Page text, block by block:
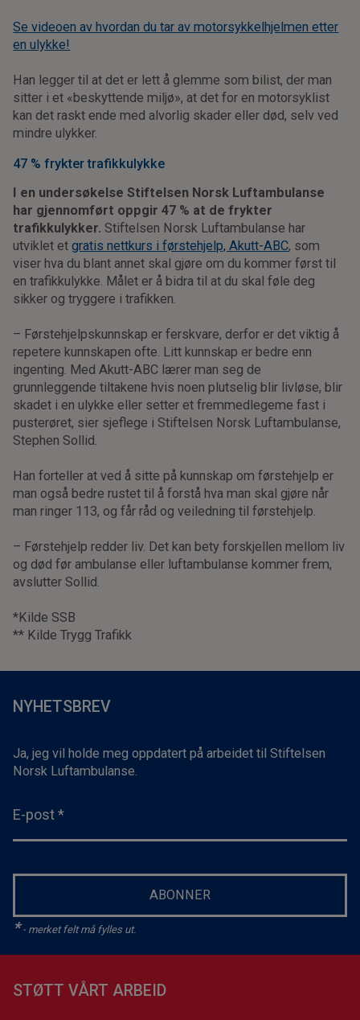
Se videoen av hvordan du tar av motorsykkelhjelmen etter
en ulykke!
Han legger til at det er lett å glemme som bilist, der man
sitter i et «beskyttende miljø», at det for en motorsyklist
kan det raskt ende med alvorlig skader eller død, selv ved
mindre ulykker.
47 % frykter trafikkulykke
I en undersøkelse Stiftelsen Norsk Luftambulanse
har gjennomført oppgir 47 % at de frykter
trafikkulykker.Stiftelsen Norsk Luftambulanse har
utviklet etgratis nettkurs i førstehjelp, Akutt-ABC, som
viser hva du blant annet skal gjøre om du kommer først til
en trafikkulykke. Målet er å bidra til at du skal føle deg
sikker og tryggere i trafikken.
– Førstehjelpskunnskap er ferskvare, derfor er det viktig å
repetere kunnskapen ofte. Litt kunnskap er bedre enn
ingenting. Med Akutt-ABC lærer man seg de
grunnleggende tiltakene hvis noen plutselig blir livløse, blir
skadet i en ulykke eller setter et fremmedlegeme fast i
pusterøret, sier sjeflege i Stiftelsen Norsk Luftambulanse,
Stephen Sollid.
Han forteller at ved å sitte på kunnskap om førstehjelp er
man også bedre rustet til å forstå hva man skal gjøre når
man ringer 113, og får råd og veiledning til førstehjelp.
– Førstehjelp redder liv. Det kan bety forskjellen mellom liv
og død før ambulanse eller luftambulanse kommer frem,
avslutter Sollid.
*Kilde SSB
** Kilde Trygg Trafikk
NYHETSBREV
Ja, jeg vil holde meg oppdatert på arbeidet til Stiftelsen
Norsk Luftambulanse.
E-post *
ABONNER
*- merket felt må fylles ut.
STØTT VÅRT ARBEID